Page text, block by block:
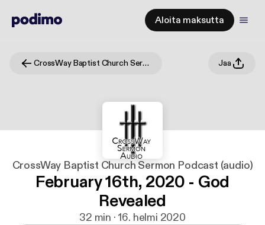
Aloita maksutta
CrossWay Baptist Church Sermon Podcast (audio) Jaa
CrossWay Baptist Church Sermon Podcast (audio)
February 16th, 2020 - God
Revealed
32 min · 16. helmi 2020